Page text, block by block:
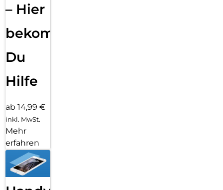
– Hier
bekommst
Du
Hilfe
ab 14,99 €
inkl. MwSt.
Mehr
erfahren